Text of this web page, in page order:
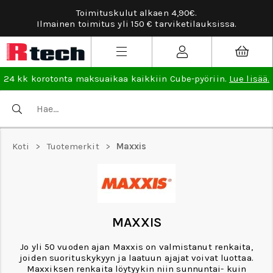
Toimituskulut alkaen 4,90€.
Ilmainen toimitus yli 150 € tarviketilauksissa.
24 kk korotonta maksuaikaa kaikkiin Cube-pyöriin. Lue lisää.
Koti > Tuotemerkit > Maxxis
MAXXIS
Jo yli 50 vuoden ajan Maxxis on valmistanut renkaita,
joiden suorituskykyyn ja laatuun ajajat voivat luottaa.
Maxxiksen renkaita löytyykin niin sunnuntai- kuin